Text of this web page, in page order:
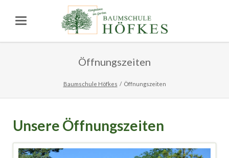
Öffnungszeiten
Baumschule Höfkes Öffnungszeiten
Unsere Öffnungszeiten